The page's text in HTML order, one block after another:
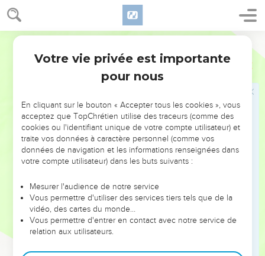
Jérémie 13
te prendront comme une femme qui enfante.
22 Et si tu te demandes : « Pourquoi tout cela m’est-il
que les pans de ta robe ont été relevés et qu’on te fait
léopard les taches de son pelage ? De même, comment
pourriez-vous vous mettre à bien agir, vous qui avez pris
l’habitude de commettre le mal ?
« Aussi, moi, l’Eternel, je vous disperserai comme des
brins de paille dans le vent du désert.
Tel est ton lot, le sort que je te fixe, déclare l’Eternel, car
tu m’as oublié pour placer ta confiance dans de faux dieux,
c’est pourquoi moi aussi je relève ta robe jusque sur ton
visage, et l’on verra ta honte.
J’ai vu tes adultères et tes hennissements, tes
Votre vie privée est importante
pour nous
En cliquant sur le bouton « Accepter tous les cookies », vous
acceptez que TopChrétien utilise des traceurs (comme des
cookies ou l'identifiant unique de votre compte utilisateur) et
traite vos données à caractère personnel (comme vos
données de navigation et les informations renseignées dans
votre compte utilisateur) dans les buts suivants :
Mesurer l'audience de notre service
Vous permettre d'utiliser des services tiers tels que de la
vidéo, des cartes du monde…
Vous permettre d'entrer en contact avec notre service de
relation aux utilisateurs.